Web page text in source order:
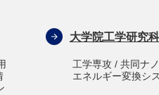
大学院工学研究
工学専攻 / 共同ナ
エネルギー変換シ